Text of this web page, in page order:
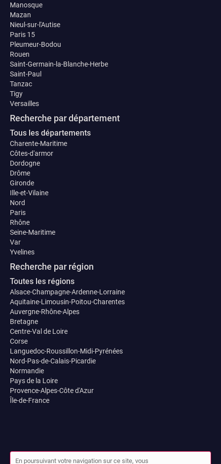
Manosque
Mazan
Nieul-sur-l'Autise
Paris 15
Pleumeur-Bodou
Rouen
Saint-Germain-la-Blanche-Herbe
Saint-Paul
Tanzac
Tigy
Versailles
Recherche par département
Tous les départements
Charente-Maritime
Côtes-d'armor
Dordogne
Drôme
Gironde
Ille-et-Vilaine
Nord
Paris
Rhône
Seine-Maritime
Var
Yvelines
Recherche par région
Toutes les régions
Alsace-Champagne-Ardenne-Lorraine
Aquitaine-Limousin-Poitou-Charentes
Auvergne-Rhône-Alpes
Bretagne
Centre-Val de Loire
Corse
Languedoc-Roussillon-Midi-Pyrénées
Nord-Pas-de-Calais-Picardie
Normandie
Pays de la Loire
Provence-Alpes-Côte d'Azur
Île-de-France
En poursuivant votre navigation sur ce site, vous